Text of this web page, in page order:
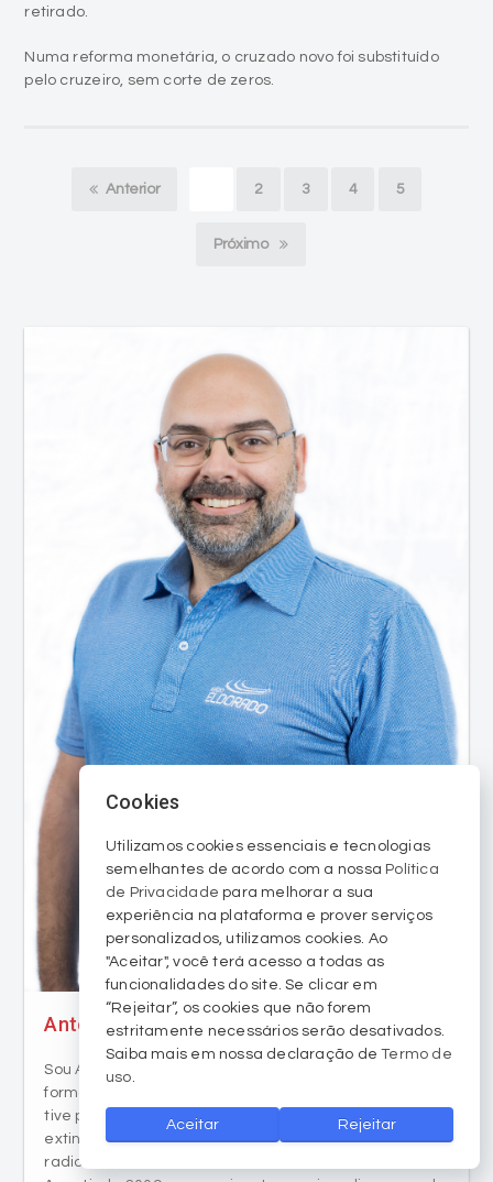
pelo cruzeiro, sem corte de zeros.
Antonio Colossi
Sou Antonio Colossi, natural de Criciúma, jornalista
formado pela Faculdade SATC em 2011. Desde 2003
tive passagens na área do jornalismo esportivo pelo
extinto site canalcriciuma.com, Rádio Band FM,
radiocriciuma.com.br, TV Criciúma/Canal19 e RCR TV.
A partir de 2009, comecei a atuar no jornalismo geral
da Rádio Eldorado AM/FM, exercendo as funções de
produtor e locutor. Nos últimos três anos, tenho me
Cookies
Utilizamos cookies essenciais e tecnologias
semelhantes de acordo com a nossa Política
de Privacidade para melhorar a sua
experiência na plataforma e prover serviços
personalizados, utilizamos cookies. Ao
"Aceitar", você terá acesso a todas as
funcionalidades do site. Se clicar em
“Rejeitar”, os cookies que não forem
estritamente necessários serão desativados.
Saiba mais em nossa declaração deTermo de
uso.
Aceitar Rejeitar